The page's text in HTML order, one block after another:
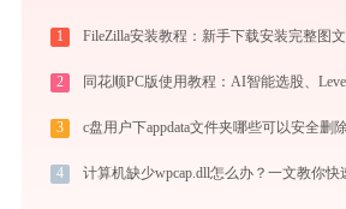
1 FileZilla安装教程：新手下载安装完整图
2
3 c盘用户下appdata文件夹哪些可以安全删
4 计算机缺少wpcap.dll怎么办？一文教你快